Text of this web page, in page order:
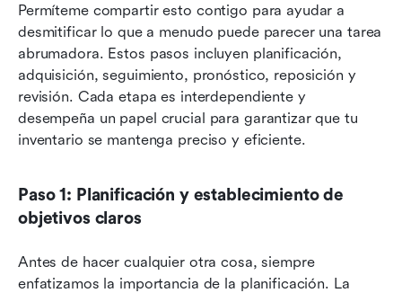
Permíteme compartir esto contigo para ayudar a
desmitificar lo que a menudo puede parecer una tarea
abrumadora. Estos pasos incluyen planificación,
adquisición, seguimiento, pronóstico, reposición y
revisión. Cada etapa es interdependiente y
desempeña un papel crucial para garantizar que tu
inventario se mantenga preciso y eficiente.
Paso 1: Planificación y establecimiento de
objetivos claros
Antes de hacer cualquier otra cosa, siempre
enfatizamos la importancia de la planificación. La